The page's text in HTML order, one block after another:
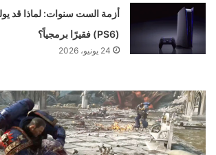
أزمة الست سنوات: لماذا قد
(PS6) فقيرًا برمجياً؟
24 يونيو، 2026